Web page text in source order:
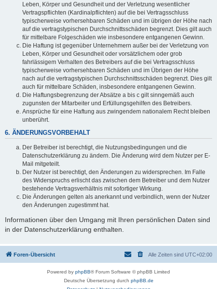
Leben, Körper und Gesundheit und der Verletzung wesentlicher
Vertragspflichten (Kardinalpflichten) auf die bei Vertragsschluss
typischerweise vorhersehbaren Schäden und im übrigen der Höhe nach
auf die vertragstypischen Durchschnittsschäden begrenzt. Dies gilt auch
für mittelbare Folgeschäden wie insbesondere entgangenen Gewinn.
Die Haftung ist gegenüber Unternehmern außer bei der Verletzung von
Leben, Körper und Gesundheit oder vorsätzlichem oder grob
fahrlässigem Verhalten des Betreibers auf die bei Vertragsschluss
typischerweise vorhersehbaren Schäden und im Übrigen der Höhe
nach auf die vertragstypischen Durchschnittsschäden begrenzt. Dies gilt
auch für mittelbare Schäden, insbesondere entgangenen Gewinn.
Die Haftungsbegrenzung der Absätze a bis c gilt sinngemäß auch
zugunsten der Mitarbeiter und Erfüllungsgehilfen des Betreibers.
Ansprüche für eine Haftung aus zwingendem nationalem Recht bleiben
unberührt.
6. ÄNDERUNGSVORBEHALT
Der Betreiber ist berechtigt, die Nutzungsbedingungen und die
Datenschutzerklärung zu ändern. Die Änderung wird dem Nutzer per E-
Mail mitgeteilt.
Der Nutzer ist berechtigt, den Änderungen zu widersprechen. Im Falle
des Widerspruchs erlischt das zwischen dem Betreiber und dem Nutzer
bestehende Vertragsverhältnis mit sofortiger Wirkung.
Die Änderungen gelten als anerkannt und verbindlich, wenn der Nutzer
den Änderungen zugestimmt hat.
Informationen über den Umgang mit Ihren persönlichen Daten sind
in der Datenschutzerklärung enthalten.
Foren-Übersicht Alle Zeiten sind UTC+02:00
Powered by phpBB® Forum Software © phpBB Limited
Deutsche Übersetzung durch phpBB.de